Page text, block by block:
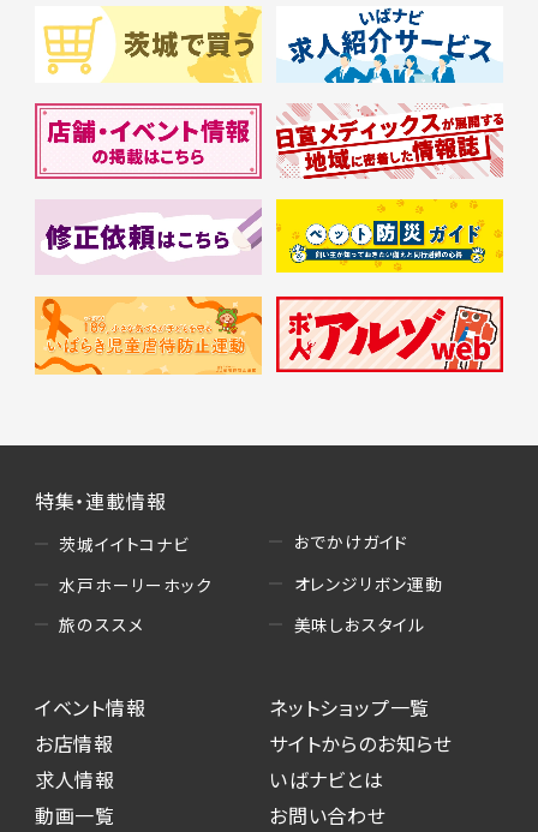
特集・連載情報
茨城イイトコナビ
水戸ホーリーホック
旅のススメ
おでかけガイド
オレンジリボン運動
美味しおスタイル
イベント情報
お店情報
求人情報
動画一覧
ネットショップ一覧
サイトからのお知らせ
いばナビとは
お問い合わせ